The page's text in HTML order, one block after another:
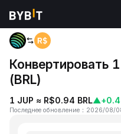
Главная
Конвертировать
(BRL)
1 JUP ≈ R$0.94 BRL▲
Последнее обновление ： 2026/08/